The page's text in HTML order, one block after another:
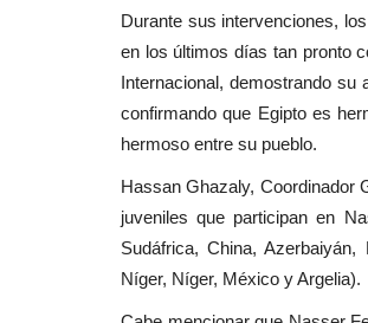
Durante sus intervenciones,
en los últimos días tan pronto
Internacional, demostrando su
confirmando que Egipto es
hermoso entre su pueblo.
Hassan Ghazaly, Coordinador
juveniles que participan en
Sudáfrica, China,
Níger, Níger, México y Argelia).